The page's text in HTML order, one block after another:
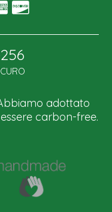
adottato
carbon-free.